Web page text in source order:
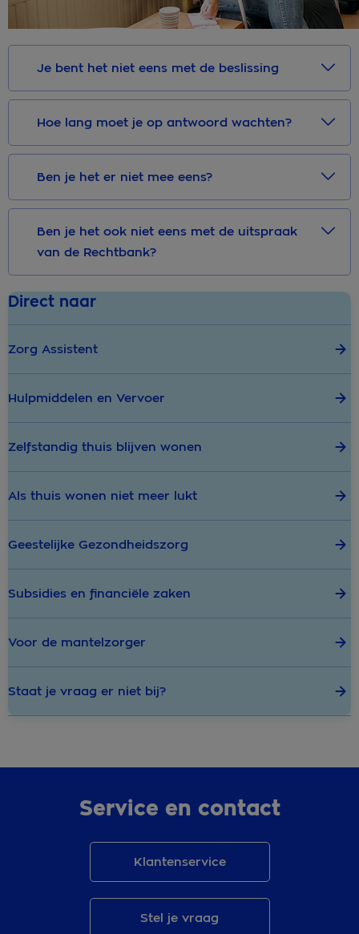
Je bent het niet eens met de beslissing
Hoe lang moet je op antwoord wachten?
Ben je het er niet mee eens?
Ben je het ook niet eens met de uitspraak
van de Rechtbank?
Direct naar
Zorg Assistent
Hulpmiddelen en Vervoer
Zelfstandig thuis blijven wonen
Als thuis wonen niet meer lukt
Geestelijke Gezondheidszorg
Subsidies en financiële zaken
Voor de mantelzorger
Staat je vraag er niet bij?
Service en contact
Klantenservice
Stel je vraag